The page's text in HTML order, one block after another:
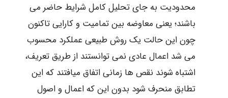
محدودیت به جای تحلیل کامل شرایط حاضر می
باشند؛ یعنی معاوضه بین تمامیت و کارایی تاکنون
چون این حالت یک روش طبیعی عملکرد محسوب
می شد اعمال عادی نمی توانستند از طریق تعریف،
اشتباه شوند نقص ها زمانی اتفاق میافتند که این
تطابق منحرف شود بدون این که اعمال و اصول